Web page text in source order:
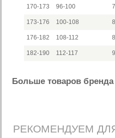
170-173 96-100
173-176 100-108
176-182 108-112
182-190 112-117
Больше товаров бренда
РЕКОМЕНДУЕМ